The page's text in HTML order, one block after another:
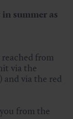
summer as
from
via the
and via the red
from the